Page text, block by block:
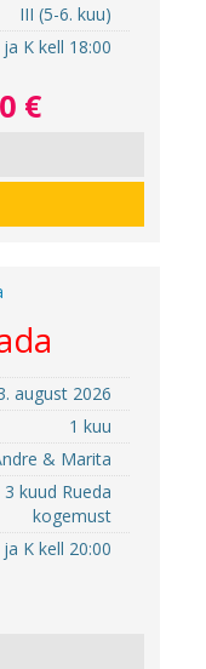
III (5-6. kuu)
ja K kell 18:00
€
august 2026
1 kuu
& Marita
3 kuud Rueda
kogemust
ja K kell 20:00